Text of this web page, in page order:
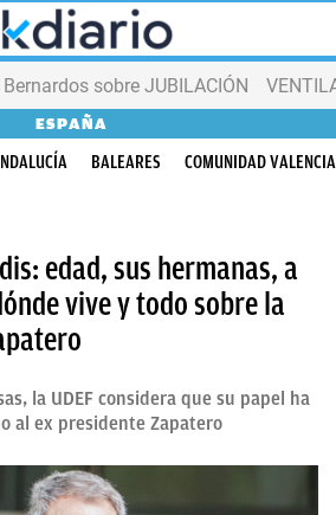
sobre JUBILACIÓN
ESPAÑA
BALEARES COMUNIDAD
edad, sus hermanas, a
vive y todo sobre la
la UDEF considera que su papel ha
al ex presidente Zapatero